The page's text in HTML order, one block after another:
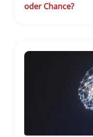
oder Chance?